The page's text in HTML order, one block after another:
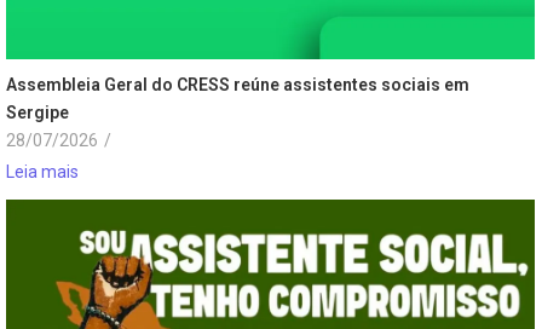
Assembleia Geral do CRESS reúne assistentes sociais em
Sergipe
28/07/2026 /
Leia mais